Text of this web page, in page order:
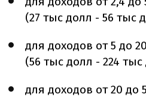
(27 тыс долл - 56 тыс
для доходов от 5 до
(56 тыс долл - 224
для доходов от 20 до